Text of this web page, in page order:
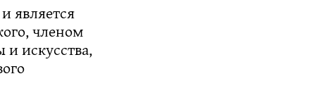
является
членом
и искусства,